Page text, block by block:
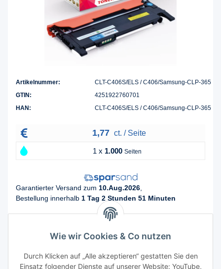
Artikelnummer:
CLT-C406S/ELS / C406/Samsung-CLP-365
GTIN:
4251922760701
HAN:
CLT-C406S/ELS / C406/Samsung-CLP-365
1,77 ct. / Seite
1 x 1.000 Seiten
Garantierter Versand zum 10.Aug.2026
Bestellung innerhalb 1 Tag 2 Stunden 51 Minuten
In den Warenkorb
Wie wir Cookies & Co nutzen
Durch Klicken auf „Alle akzeptieren“ gestatten Sie den
Einsatz folgender Dienste auf unserer Website: YouTube,